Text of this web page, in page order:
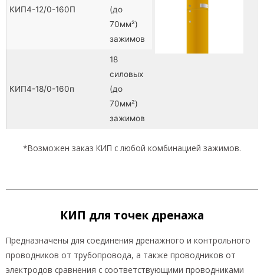
КИП4-12/0-160П
(до
70мм²)
зажимов
КИП4-18/0-160п
18
силовых
(до
70мм²)
зажимов
*Возможен заказ КИП с любой комбинацией зажимов.
КИП для точек дренажа
Предназначены для соединения дренажного и контрольного
проводников от трубопровода, а также проводников от
электродов сравнения с соответствующими проводниками